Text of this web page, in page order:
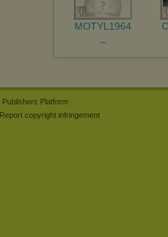
MOTYL1964
Publishers Platform
Report copyright infringement